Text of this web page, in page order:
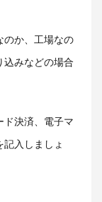
か、工場なの
込みなどの場合
決済、電子マ
入しましょ